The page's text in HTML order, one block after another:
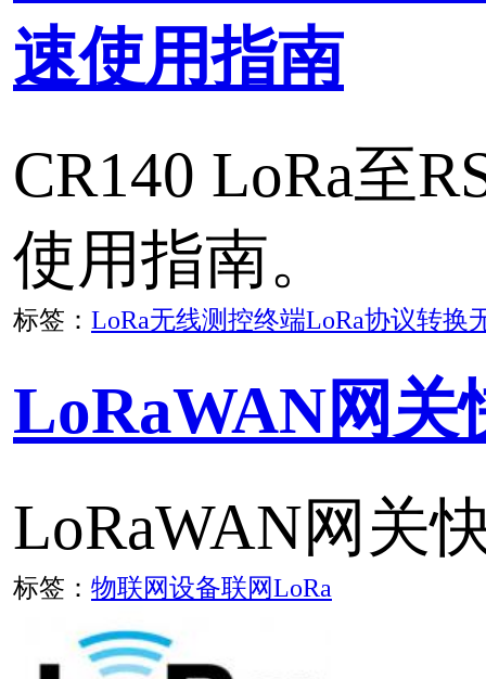
耗，支持大规模组网，
方面突出的特点，这使
（LoRaWAN终端+网关
大规模推广应用的一种
择。
标签：LoRa工业物联网
投资物联网，从LoRa开
域网LPWA (Low Power
术专为远距离、低带宽
量连接的物联网应用而